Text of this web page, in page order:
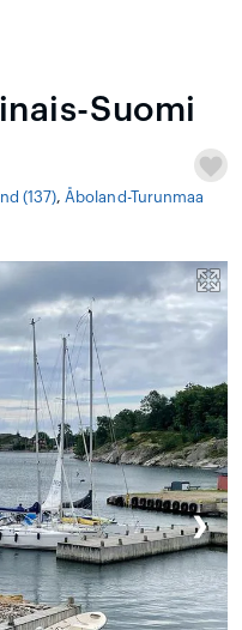
Suomi
(137), Åboland-Turunmaa
❯